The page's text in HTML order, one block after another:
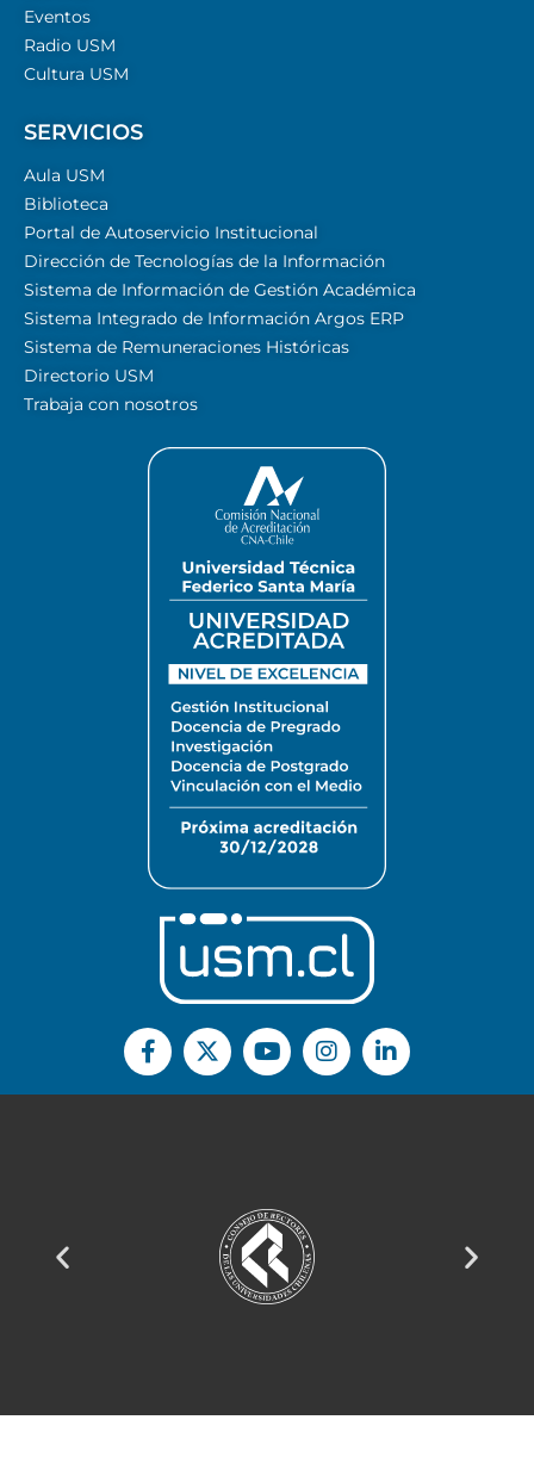
Eventos
Radio USM
Cultura USM
SERVICIOS
Aula USM
Biblioteca
Portal de Autoservicio Institucional
Dirección de Tecnologías de la Información
Sistema de Información de Gestión Académica
Sistema Integrado de Información Argos ERP
Sistema de Remuneraciones Históricas
Directorio USM
Trabaja con nosotros